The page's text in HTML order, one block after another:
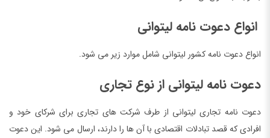
انواع دعوت نامه لیتوانی
انواع دعوت نامه کشور لیتوانی شامل موارد زیر می ‌شود.
دعوت نامه لیتوانی از نوع تجاری
دعوت نامه تجاری لیتوانی از طرف شرکت های تجاری برای شرکای خود و
افرادی که قصد تبادلات اقتصادی با آن ها را دارند، ارسال می شود. این دعوت